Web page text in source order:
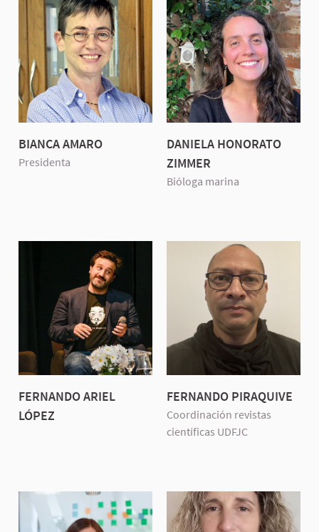
BIANCA AMARO
Presidenta
DANIELA HONORATO
ZIMMER
Bióloga marina
FERNANDO ARIEL
LÓPEZ
FERNANDO PIRAQUIVE
Coordinación revistas
científicas UDFJC